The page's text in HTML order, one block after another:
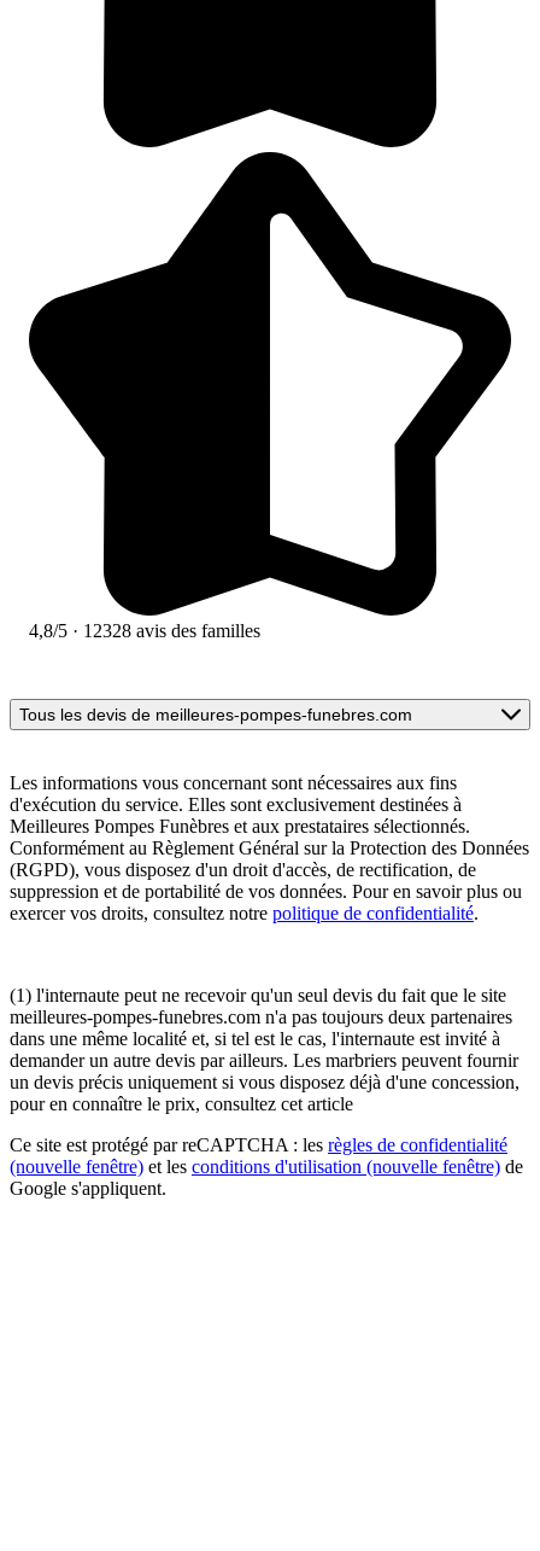
4,8/5 · 12328 avis des familles
Tous les devis de meilleures-pompes-funebres.com
Les informations vous concernant sont nécessaires aux fins
d'exécution du service. Elles sont exclusivement destinées à
Meilleures Pompes Funèbres et aux prestataires sélectionnés.
Conformément au Règlement Général sur la Protection des Données
(RGPD), vous disposez d'un droit d'accès, de rectification, de
suppression et de portabilité de vos données. Pour en savoir plus ou
exercer vos droits, consultez notre politique de confidentialité.
(1) l'internaute peut ne recevoir qu'un seul devis du fait que le site
meilleures-pompes-funebres.com n'a pas toujours deux partenaires
dans une même localité et, si tel est le cas, l'internaute est invité à
demander un autre devis par ailleurs. Les marbriers peuvent fournir
un devis précis uniquement si vous disposez déjà d'une concession,
pour en connaître le prix, consultez cet article
Ce site est protégé par reCAPTCHA : les règles de confidentialité
(nouvelle fenêtre) et les conditions d'utilisation (nouvelle fenêtre) de
Google s'appliquent.